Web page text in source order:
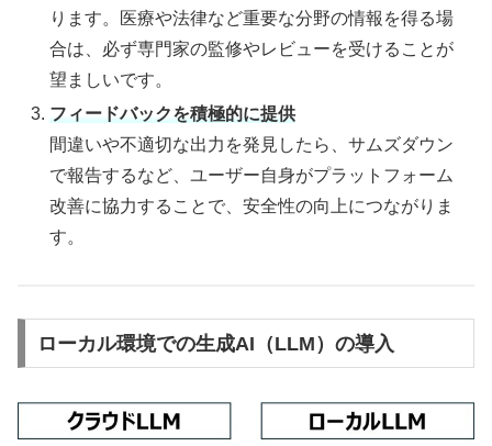
ります。医療や法律など重要な分野の情報を得る場
合は、必ず専門家の監修やレビューを受けることが
望ましいです。
フィードバックを積極的に提供
間違いや不適切な出力を発見したら、サムズダウン
で報告するなど、ユーザー自身がプラットフォーム
改善に協力することで、安全性の向上につながりま
す。
ローカル環境での生成AI（LLM）の導入